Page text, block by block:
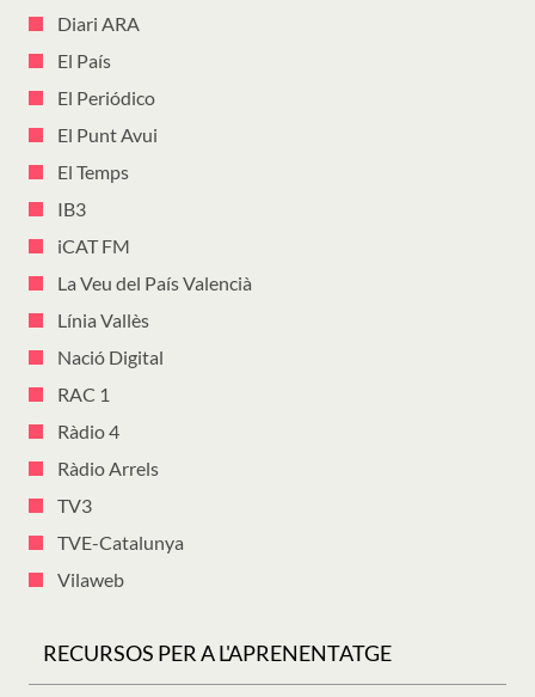
Diari ARA
El País
El Periódico
El Punt Avui
El Temps
IB3
iCAT FM
La Veu del País Valencià
Línia Vallès
Nació Digital
RAC 1
Ràdio 4
Ràdio Arrels
TV3
TVE-Catalunya
Vilaweb
RECURSOS PER A L'APRENENTATGE